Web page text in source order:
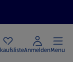
AnmeldenMenu